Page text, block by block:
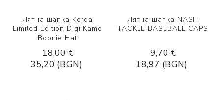
Лятна шапка Korda
Limited Edition Digi Kamo
Boonie Hat
18,00 €
35,20 (BGN)
Лятна шапка NASH
TACKLE BASEBALL CAPS
9,70 €
18,97 (BGN)